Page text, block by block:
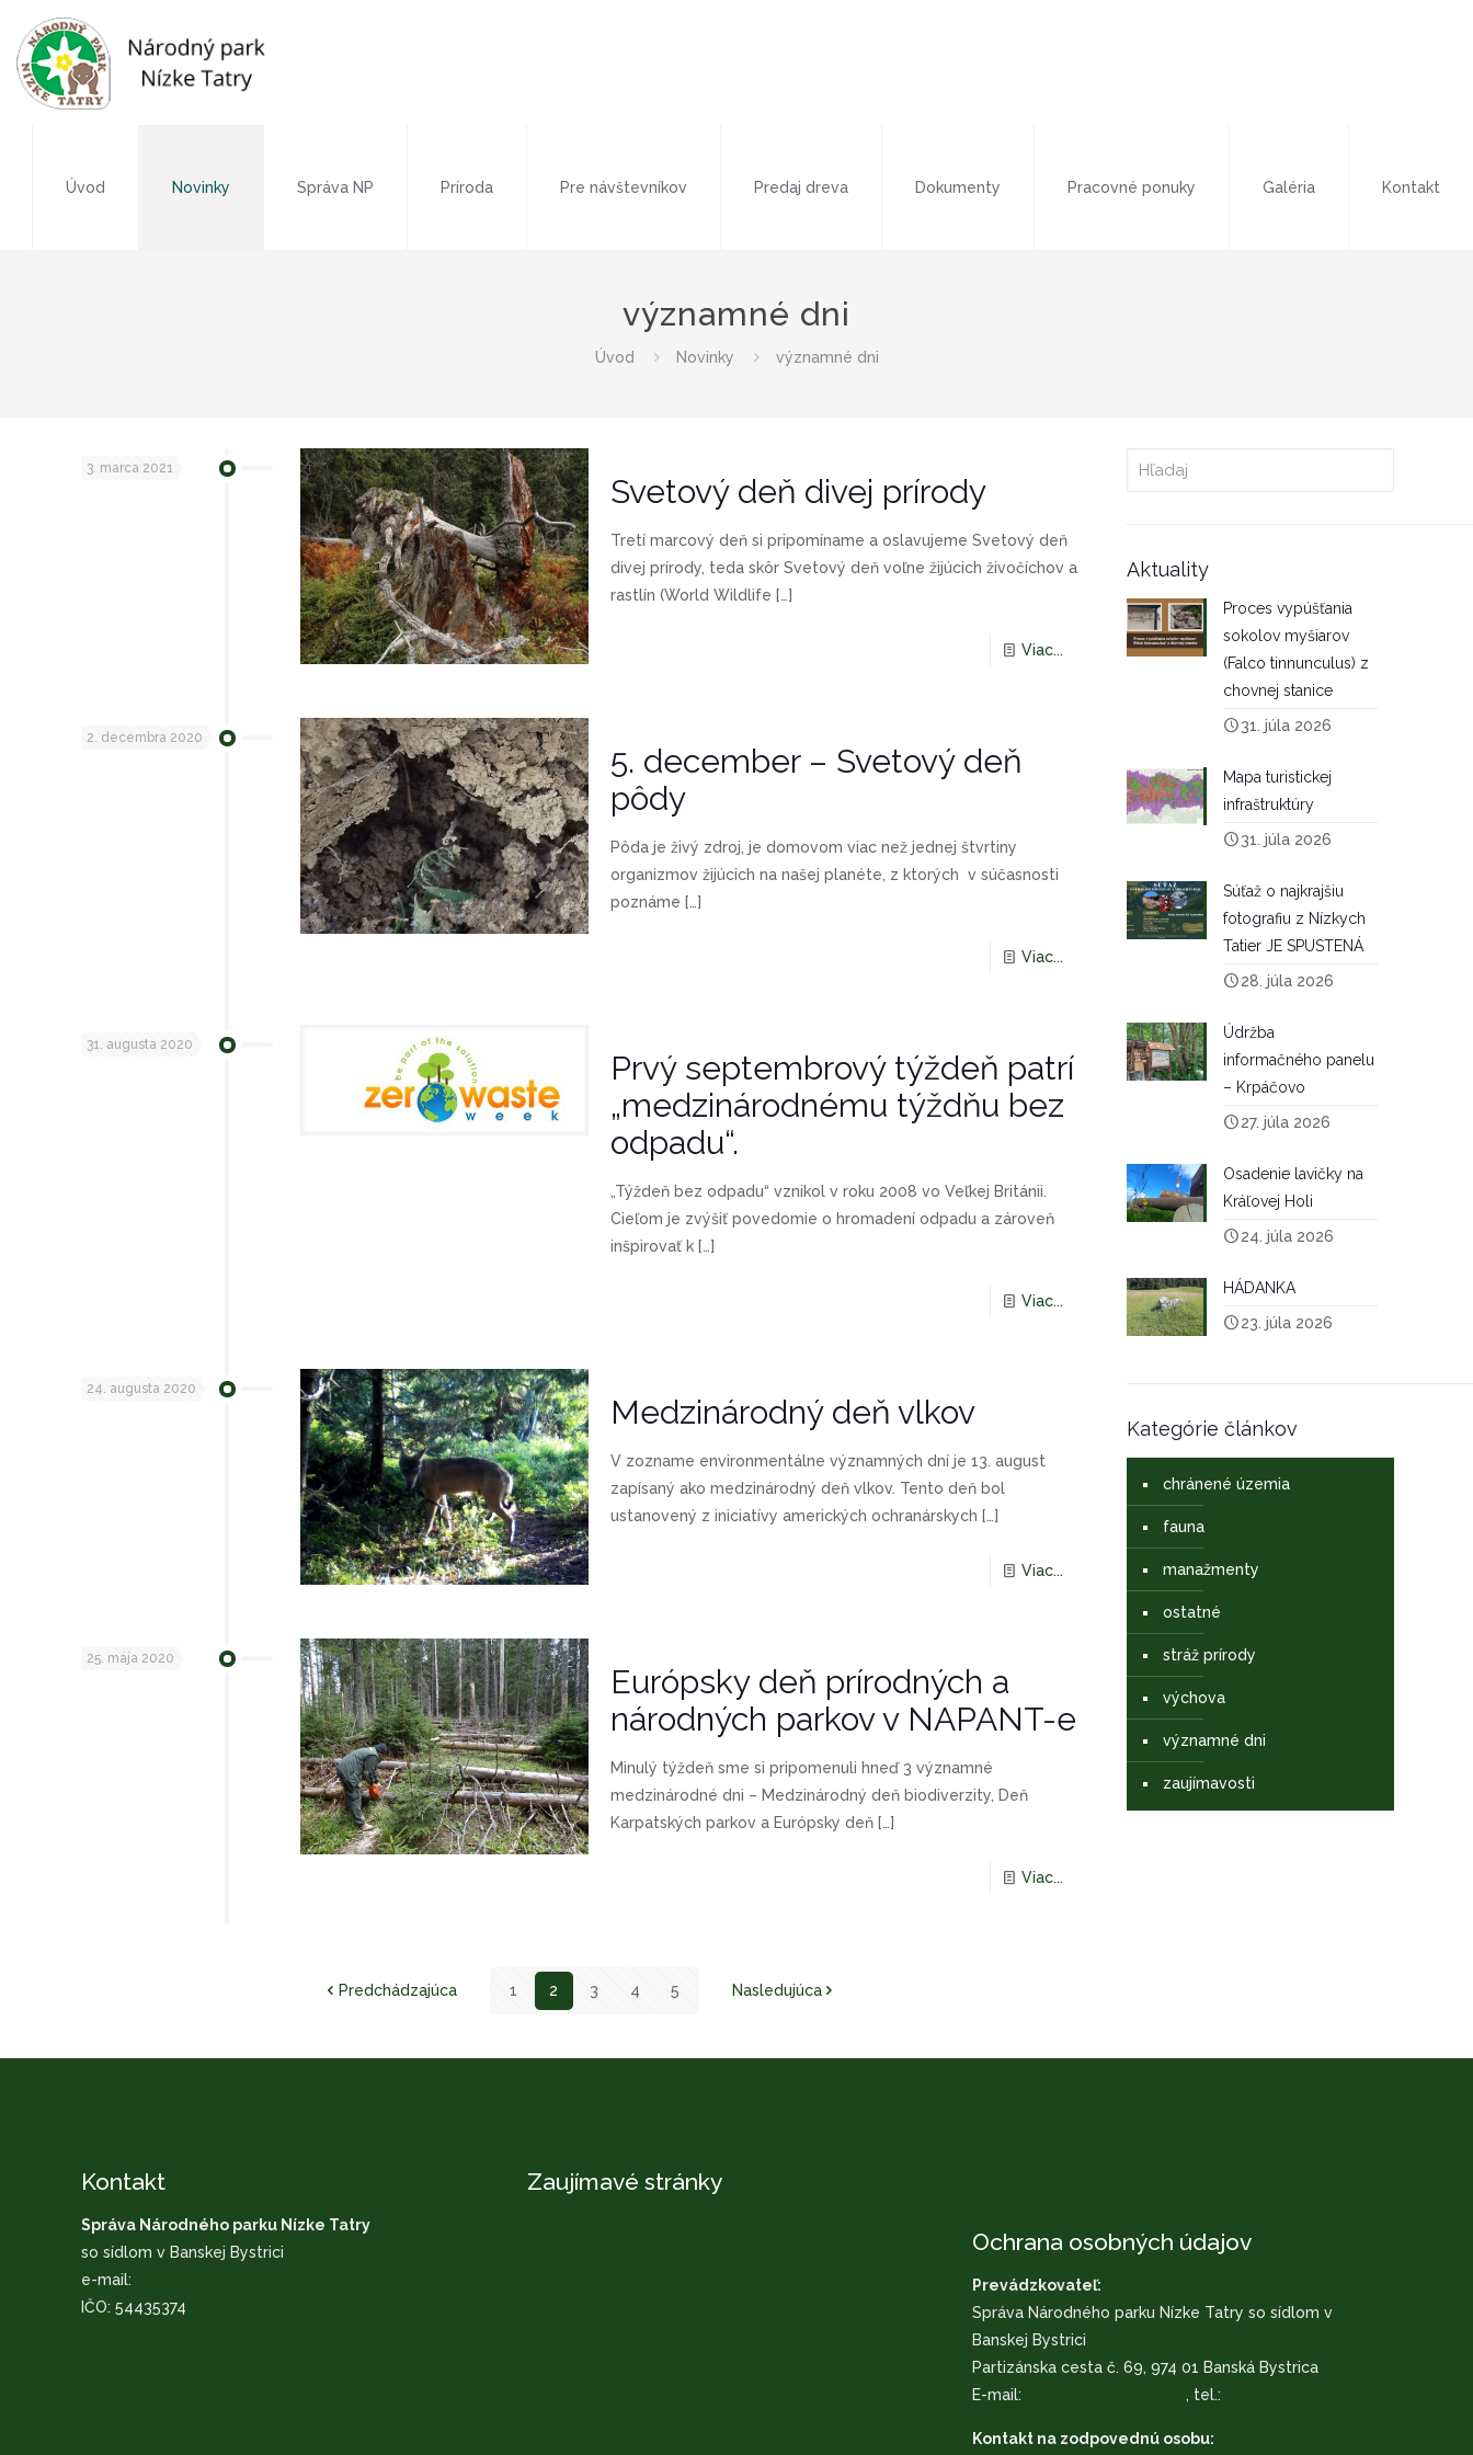
Úvod Novinky Správa NP Príroda Pre návštevníkov Predaj dreva Dokumenty Pracovné ponuky Galéria Kontakt
významné dni
Úvod Novinky významné dni
3. marca 2021
Svetový deň divej prírody
Tretí marcový deň si pripomíname a oslavujeme Svetový deň
divej prírody, teda skôr Svetový deň voľne žijúcich živočíchov a
rastlín (World Wildlife […]
Viac...
2. decembra 2020
5. december – Svetový deň
pôdy
Pôda je živý zdroj, je domovom viac než jednej štvrtiny
organizmov žijúcich na našej planéte, z ktorých v súčasnosti
poznáme […]
Viac...
31. augusta 2020
Prvý septembrový týždeň patrí
„medzinárodnému týždňu bez
odpadu“.
„Týždeň bez odpadu“ vznikol v roku 2008 vo Veľkej Británii.
Cieľom je zvýšiť povedomie o hromadení odpadu a zároveň
inšpirovať k[…]
Viac...
24. augusta 2020
Medzinárodný deň vlkov
V zozname environmentálne významných dní je 13. august
zapísaný ako medzinárodný deň vlkov. Tento deň bol
ustanovený z iniciatívy amerických ochranárskych […]
Viac...
25. mája 2020
Európsky deň prírodných a
národných parkov v NAPANT-e
Minulý týždeň sme si pripomenuli hneď 3 významné
medzinárodné dni – Medzinárodný deň biodiverzity, Deň
Karpatských parkov a Európsky deň[…]
Viac...
Predchádzajúca 1 2 3 4 5 Nasledujúca
Aktuality
Proces vypúšťania
sokolov myšiarov
(Falco tinnunculus) z
chovnej stanice
31. júla 2026
Mapa turistickej
infraštruktúry
31. júla 2026
Súťaž o najkrajšiu
fotografiu z Nízkych
Tatier JE SPUSTENÁ
28. júla 2026
Údržba
informačného panelu
– Krpáčovo
27. júla 2026
Osadenie lavičky na
Kráľovej Holi
24. júla 2026
HÁDANKA
23. júla 2026
Kategórie článkov
chránené územia
fauna
manažmenty
ostatné
stráž prírody
výchova
významné dni
zaujímavosti
Kontakt
Správa Národného parku Nízke Tatry
so sídlom v Banskej Bystrici
e-mail:
IČO: 54435374
Zaujímavé stránky
Ochrana osobných údajov
Prevádzkovateľ:
Správa Národného parku Nízke Tatry so sídlom v
Banskej Bystrici
Partizánska cesta č. 69, 974 01 Banská Bystrica
E-mail:
, tel.:
Kontakt na zodpovednú osobu: